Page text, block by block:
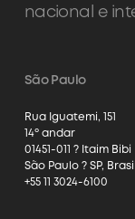
nacional e
São Paulo
Rua Iguatemi, 151
14º andar
01451-011 ? Itaim Bibi
São Paulo ? SP, Brasil
+55 11 3024-6100